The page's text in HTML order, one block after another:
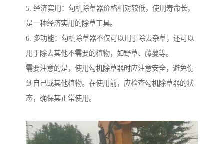
5. 经济实用：勾机除草器价格相对较低，使用寿命长，
是一种经济实用的除草工具。
6. 多功能：勾机除草器不仅可以用于除去杂草，还可以
用于除去其他不需要的植物，如野草、藤蔓等。
需要注意的是，使用勾机除草器时应注意安全，避免伤
到自己或其他植物。在使用前，应检查勾机除草器的状
态，确保其正常使用。